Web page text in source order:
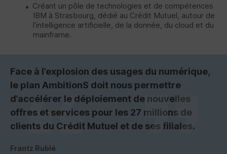
Créant un pôle de technologies et de compétences
IBM à Strasbourg, dédié au Crédit Mutuel, autour de
l’intelligence artificielle, de la donnée, du cloud et du
mainframe.
Face à l’explosion des usages du numérique,
le plan AmbitionS doit nous permettre
d’accélérer le déploiement de nouvelles
offres et services pour les 27 millions de
clients du Crédit Mutuel et de ses filiales.
Frantz Rublé